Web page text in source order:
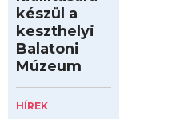
készül a
keszthelyi
Balatoni
Múzeum
HÍREK